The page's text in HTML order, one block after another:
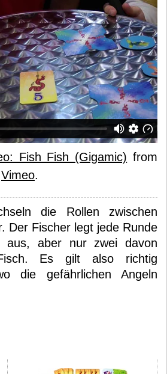
Fish Fish (Gigamic) from
Vimeo.
die Rollen zwischen
Der Fischer legt jede Runde
aus, aber nur zwei davon
Es gilt also richtig
die gefährlichen Angeln